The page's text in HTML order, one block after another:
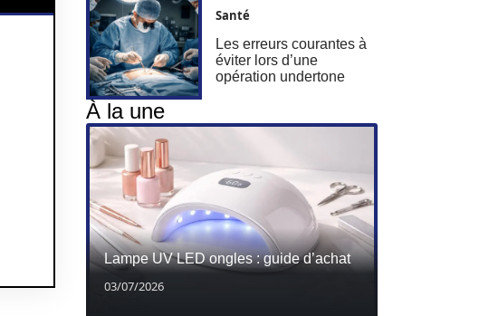
Santé
Les erreurs courantes à
éviter lors d’une
opération undertone
À la une
Lampe UV LED ongles : guide d’achat
03/07/2026